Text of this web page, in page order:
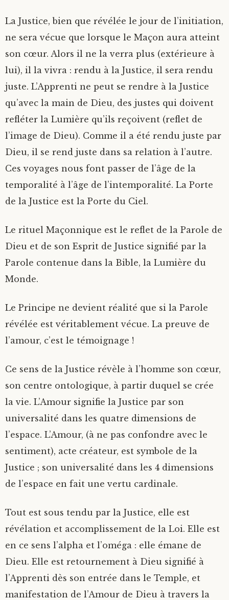
La Justice, bien que révélée le jour de l’initiation,
ne sera vécue que lorsque le Maçon aura atteint
son cœur. Alors il ne la verra plus (extérieure à
lui), il la vivra : rendu à la Justice, il sera rendu
juste. L’Apprenti ne peut se rendre à la Justice
qu’avec la main de Dieu, des justes qui doivent
refléter la Lumière qu’ils reçoivent (reflet de
l’image de Dieu). Comme il a été rendu juste par
Dieu, il se rend juste dans sa relation à l’autre.
Ces voyages nous font passer de l’âge de la
temporalité à l’âge de l’intemporalité. La Porte
de la Justice est la Porte du Ciel.
Le rituel Maçonnique est le reflet de la Parole de
Dieu et de son Esprit de Justice signifié par la
Parole contenue dans la Bible, la Lumière du
Monde.
Le Principe ne devient réalité que si la Parole
révélée est véritablement vécue. La preuve de
l’amour, c’est le témoignage !
Ce sens de la Justice révèle à l’homme son cœur,
son centre ontologique, à partir duquel se crée
la vie. L’Amour signifie la Justice par son
universalité dans les quatre dimensions de
l’espace. L’Amour, (à ne pas confondre avec le
sentiment), acte créateur, est symbole de la
Justice ; son universalité dans les 4 dimensions
de l’espace en fait une vertu cardinale.
Tout est sous tendu par la Justice, elle est
révélation et accomplissement de la Loi. Elle est
en ce sens l’alpha et l’oméga : elle émane de
Dieu. Elle est retournement à Dieu signifié à
l’Apprenti dès son entrée dans le Temple, et
manifestation de l’Amour de Dieu à travers la